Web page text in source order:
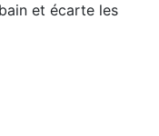
et écarte les